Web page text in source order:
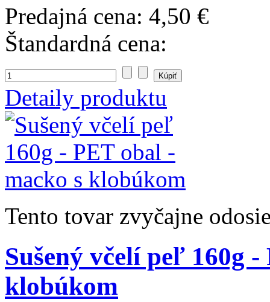
Predajná cena: 4,50 €
Štandardná cena:
Detaily produktu
Tento tovar zvyčajne
Sušený včelí peľ 160g
klobúkom